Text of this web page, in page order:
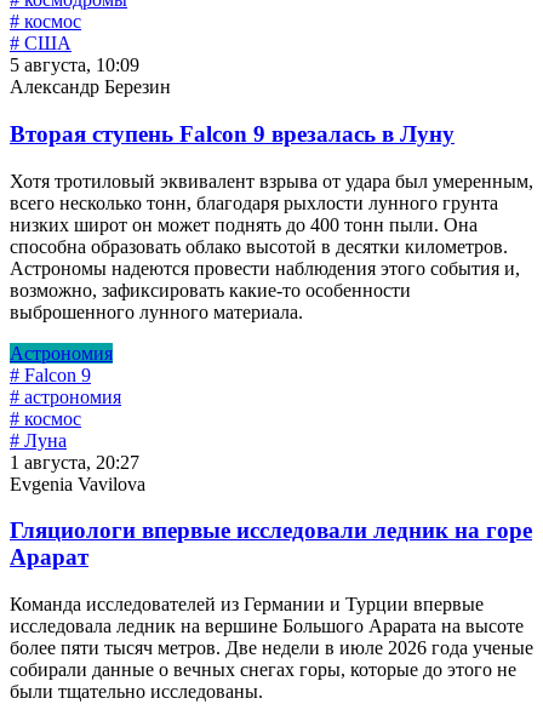
# космос
# США
5 августа, 10:09
Александр Березин
Вторая ступень Falcon 9 врезалась в Луну
Хотя тротиловый эквивалент взрыва от удара был умеренным,
всего несколько тонн, благодаря рыхлости лунного грунта
низких широт он может поднять до 400 тонн пыли. Она
способна образовать облако высотой в десятки километров.
Астрономы надеются провести наблюдения этого события и,
возможно, зафиксировать какие-то особенности
выброшенного лунного материала.
Астрономия
# Falcon 9
# астрономия
# космос
# Луна
1 августа, 20:27
Evgenia Vavilova
Гляциологи впервые исследовали ледник на горе
Арарат
Команда исследователей из Германии и Турции впервые
исследовала ледник на вершине Большого Арарата на высоте
более пяти тысяч метров. Две недели в июле 2026 года ученые
собирали данные о вечных снегах горы, которые до этого не
были тщательно исследованы.